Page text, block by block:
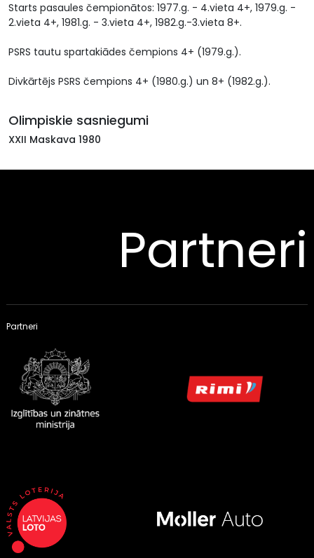
Starts pasaules čempionātos: 1977.g. - 4.vieta 4+, 1979.g. -
2.vieta 4+, 1981.g. - 3.vieta 4+, 1982.g.-3.vieta 8+.
PSRS tautu spartakiādes čempions 4+ (1979.g.).
Divkārtējs PSRS čempions 4+ (1980.g.) un 8+ (1982.g.).
Olimpiskie sasniegumi
XXII Maskava 1980
Partneri
Partneri